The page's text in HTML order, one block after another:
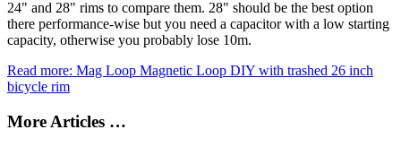
24" and 28" rims to compare them. 28" should be the best option
there performance-wise but you need a capacitor with a low starting
capacity, otherwise you probably lose 10m.
Read more: Mag Loop Magnetic Loop DIY with trashed 26 inch
bicycle rim
More Articles …